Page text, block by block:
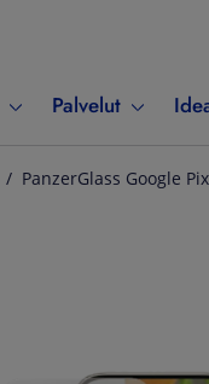
Palvelut
PanzerGlass Google